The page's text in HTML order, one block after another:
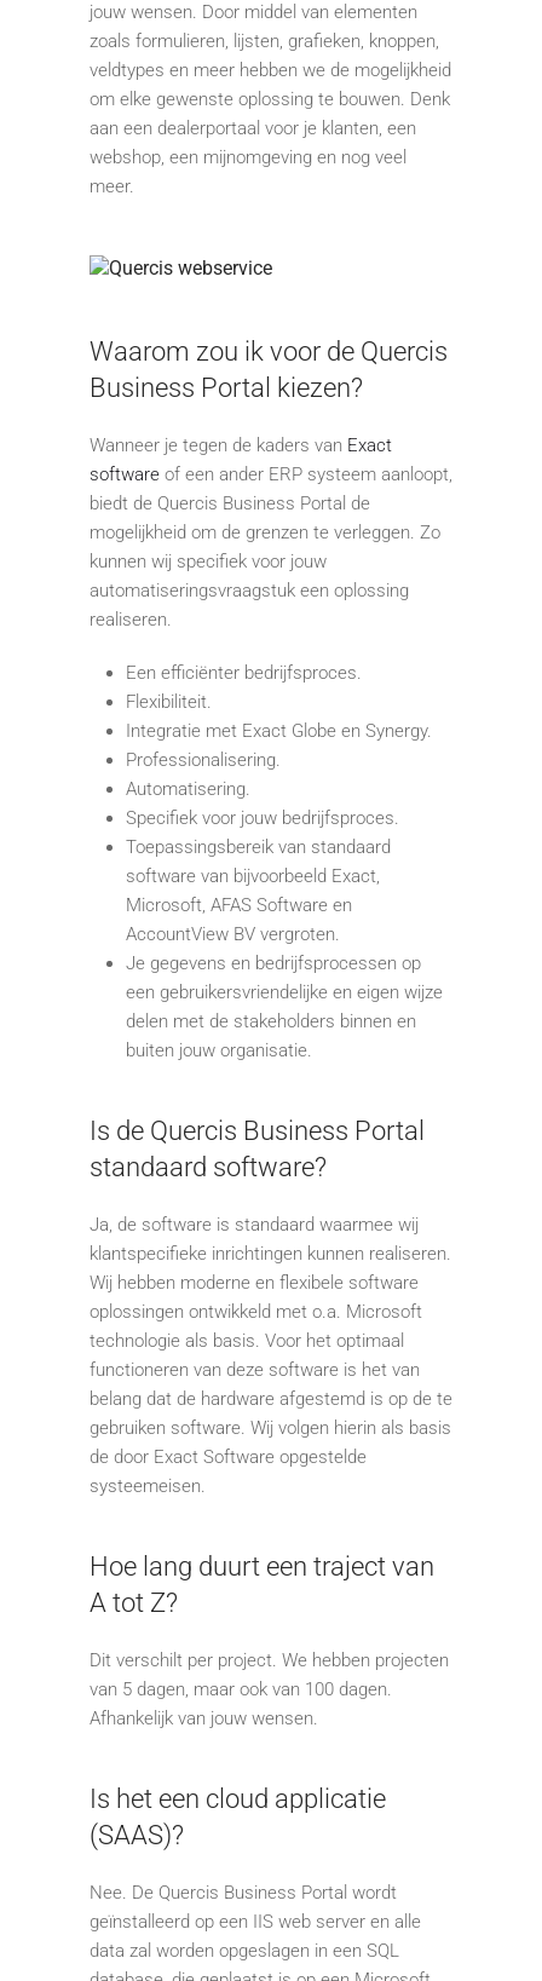
jouw wensen. Door middel van elementen
zoals formulieren, lijsten, grafieken, knoppen,
veldtypes en meer hebben we de mogelijkheid
om elke gewenste oplossing te bouwen. Denk
aan een dealerportaal voor je klanten, een
webshop, een mijnomgeving en nog veel
meer.
Waarom zou ik voor de Quercis
Business Portal kiezen?
Wanneer je tegen de kaders van Exact
software of een ander ERP systeem aanloopt,
biedt de Quercis Business Portal de
mogelijkheid om de grenzen te verleggen. Zo
kunnen wij specifiek voor jouw
automatiseringsvraagstuk een oplossing
realiseren.
Een efficiënter bedrijfsproces.
Flexibiliteit.
Integratie met Exact Globe en Synergy.
Professionalisering.
Automatisering.
Specifiek voor jouw bedrijfsproces.
Toepassingsbereik van standaard
software van bijvoorbeeld Exact,
Microsoft, AFAS Software en
AccountView BV vergroten.
Je gegevens en bedrijfsprocessen op
een gebruikersvriendelijke en eigen wijze
delen met de stakeholders binnen en
buiten jouw organisatie.
Is de Quercis Business Portal
standaard software?
Ja, de software is standaard waarmee wij
klantspecifieke inrichtingen kunnen realiseren.
Wij hebben moderne en flexibele software
oplossingen ontwikkeld met o.a. Microsoft
technologie als basis. Voor het optimaal
functioneren van deze software is het van
belang dat de hardware afgestemd is op de te
gebruiken software. Wij volgen hierin als basis
de door Exact Software opgestelde
systeemeisen.
Hoe lang duurt een traject van
A tot Z?
Dit verschilt per project. We hebben projecten
van 5 dagen, maar ook van 100 dagen.
Afhankelijk van jouw wensen.
Is het een cloud applicatie
(SAAS)?
Nee. De Quercis Business Portal wordt
geïnstalleerd op een IIS web server en alle
data zal worden opgeslagen in een SQL